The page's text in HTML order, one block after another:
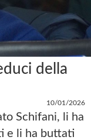
della
10/01/2026
Schifani, li ha
e li ha buttati